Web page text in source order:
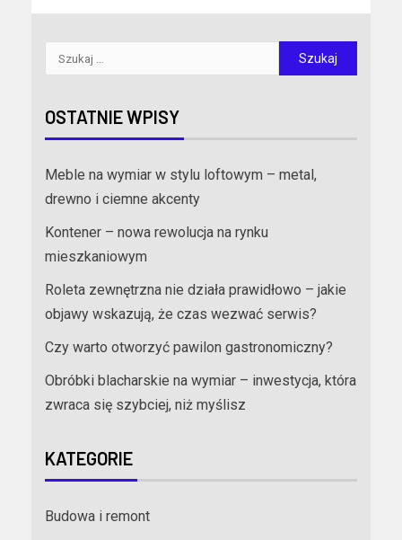
OSTATNIE WPISY
Meble na wymiar w stylu loftowym – metal,
drewno i ciemne akcenty
Kontener – nowa rewolucja na rynku
mieszkaniowym
Roleta zewnętrzna nie działa prawidłowo – jakie
objawy wskazują, że czas wezwać serwis?
Czy warto otworzyć pawilon gastronomiczny?
Obróbki blacharskie na wymiar – inwestycja, która
zwraca się szybciej, niż myślisz
KATEGORIE
Budowa i remont